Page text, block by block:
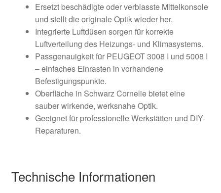
Ersetzt beschädigte oder verblasste Mittelkonsole
und stellt die originale Optik wieder her.
Integrierte Luftdüsen sorgen für korrekte
Luftverteilung des Heizungs- und Klimasystems.
Passgenauigkeit für PEUGEOT 3008 I und 5008 I
– einfaches Einrasten in vorhandene
Befestigungspunkte.
Oberfläche in Schwarz Cornelie bietet eine
sauber wirkende, werksnahe Optik.
Geeignet für professionelle Werkstätten und DIY-
Reparaturen.
Technische Informationen